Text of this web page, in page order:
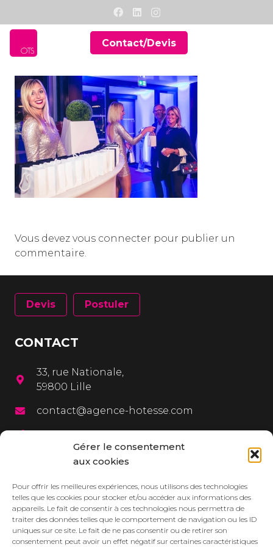
Gérer le consentement
aux cookies
Pour offrir les meilleures expériences, nous utilisons des technologies
telles que les cookies pour stocker et/ou accéder aux informations des
appareils. Le fait de consentir à ces technologies nous permettra de
traiter des données telles que le comportement de navigation ou les ID
uniques sur ce site. Le fait de ne pas consentir ou de retirer son
consentement peut avoir un effet négatif sur certaines caractéristiques
Contact/Devis
Vous devez vous connecter pour publier un
commentaire.
Devis Postuler
CONTACT
33, rue Nationale,
59800 Lille
contact@agence-hotesse.com
03 20 12 72 65
06 67 92 99 72
MENU
L’agence
Services